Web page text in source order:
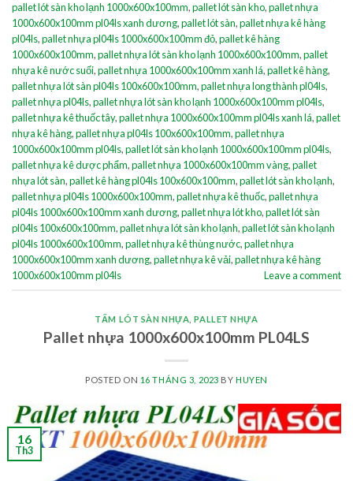
pallet lót sàn kho lạnh 1000x600x100mm,pallet lót sàn kho,pallet nhựa
1000x600x100mm pl04ls xanh dương,pallet lót sàn,pallet nhựa kê hàng
pl04ls,pallet nhựa pl04ls 1000x600x100mm đỏ,pallet kê hàng
1000x600x100mm,pallet nhựa lót sàn kho lạnh 1000x600x100mm,pallet
nhựa kê nước suối,pallet nhựa 1000x600x100mm xanh lá,pallet kê hàng,
pallet nhựa lót sàn pl04ls 100x600x100mm,pallet nhựa long thành pl04ls,
pallet nhựa pl04ls,pallet nhựa lót sàn kho lạnh 1000x600x100mm pl04ls,
pallet nhựa kê thuốc tây,pallet nhựa 1000x600x100mm pl04ls xanh lá,pallet
nhựa kê hàng,pallet nhựa pl04ls 100x600x100mm,pallet nhựa
1000x600x100mm pl04ls,pallet lót sàn kho lạnh 1000x600x100mm pl04ls,
pallet nhựa kê dược phẩm,pallet nhựa 1000x600x100mm vàng,pallet
nhựa lót sàn,pallet kê hàng pl04ls 100x600x100mm,pallet lót sàn kho lạnh,
pallet nhựa pl04ls 1000x600x100mm,pallet nhựa kê thuốc,pallet nhựa
pl04ls 1000x600x100mm xanh dương,pallet nhựa lót kho,pallet lót sàn
pl04ls 100x600x100mm,pallet nhựa lót sàn kho lạnh,pallet lót sàn kho lạnh
pl04ls 1000x600x100mm,pallet nhựa kê thùng nước,pallet nhựa
1000x600x100mm xanh dương,pallet nhựa kê vải,pallet nhựa kê hàng
1000x600x100mm pl04ls
Leave a comment
TẤM LÓT SÀN NHỰA ,PALLET NHỰA
Pallet nhựa 1000x600x100mm PL04LS
POSTED ON 16 THÁNG 3, 2023 BY HUYEN
16
Th3